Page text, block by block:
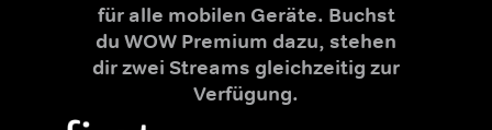
für alle mobilen Geräte. Buchst
du WOW Premium dazu, stehen
dir zwei Streams gleichzeitig zur
Verfügung.